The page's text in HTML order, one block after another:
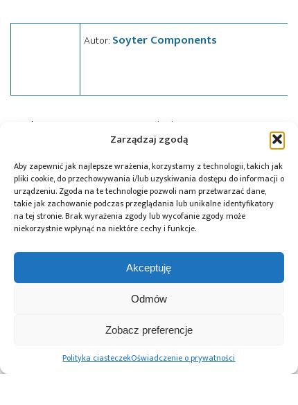
Zarządzaj zgodą
Aby zapewnić jak najlepsze wrażenia, korzystamy z technologii, takich jak
pliki cookie, do przechowywania i/lub uzyskiwania dostępu do informacji o
urządzeniu. Zgoda na te technologie pozwoli nam przetwarzać dane,
takie jak zachowanie podczas przeglądania lub unikalne identyfikatory
na tej stronie. Brak wyrażenia zgody lub wycofanie zgody może
niekorzystnie wpłynąć na niektóre cechy i funkcje.
Akceptuję
Odmów
Zobacz preferencje
Polityka ciasteczekOświadczenie o prywatności
Autor: Soyter Components
Tagi: Variscite
Przeczytaj również:
Association
elektronicznych
Microchip i Micron
prezentują
architekturę
PCIe® Gen 6 dla AI
danych
współpracę